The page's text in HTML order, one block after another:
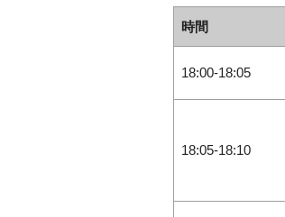
時間
18:00-18:05
18:05-18:10